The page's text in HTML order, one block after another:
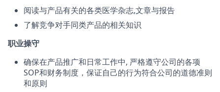
阅读与产品有关的各类医学杂志,文章与报告
了解竞争对手同类产品的相关知识
职业操守
确保在产品推广和日常工作中, 严格遵守公司的各项
SOP和财务制度，保证自己的行为符合公司的道德准则
和原则